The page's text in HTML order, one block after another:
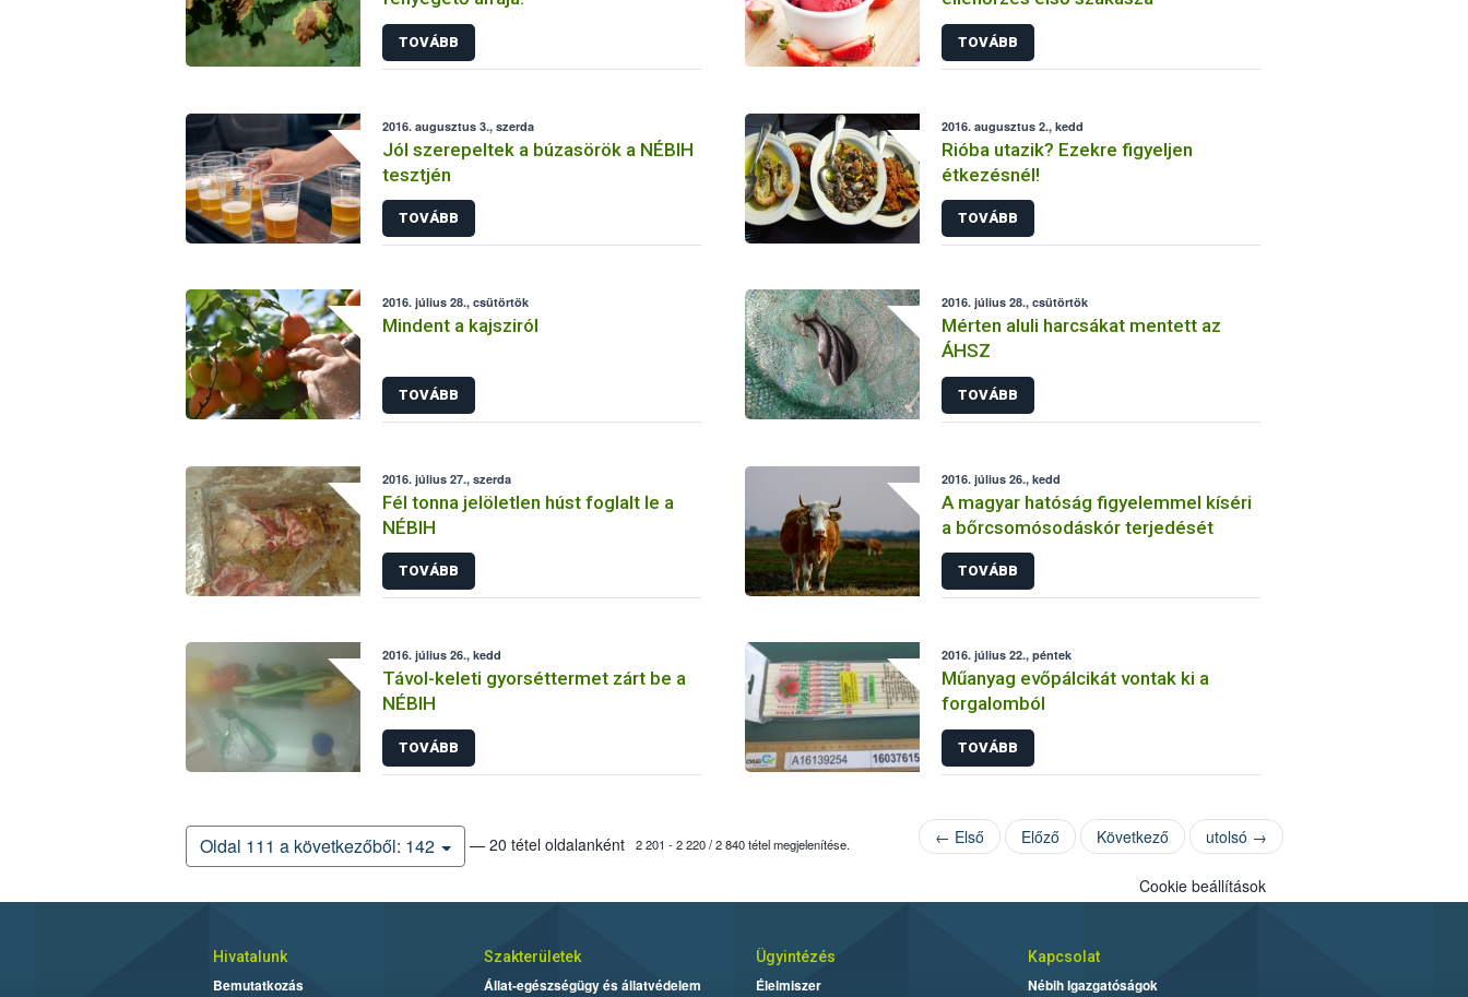
TOVÁBB TOVÁBB
2016. augusztus 3., szerda
Jól szerepeltek a búzasörök a NÉBIH
tesztjén
TOVÁBB
2016. augusztus 2., kedd
Rióba utazik? Ezekre figyeljen
étkezésnél!
TOVÁBB
2016. július 28., csütörtök
Mindent a kajsziról
TOVÁBB
2016. július 28., csütörtök
Mérten aluli harcsákat mentett az
ÁHSZ
TOVÁBB
2016. július 27., szerda
Fél tonna jelöletlen húst foglalt le a
NÉBIH
TOVÁBB
2016. július 26., kedd
A magyar hatóság figyelemmel kíséri
a bőrcsomósodáskór terjedését
TOVÁBB
2016. július 26., kedd
Távol-keleti gyorséttermet zárt be a
NÉBIH
TOVÁBB
2016. július 22., péntek
Műanyag evőpálcikát vontak ki a
forgalomból
TOVÁBB
Oldal 111 a következőből: 142 — 20 tétel oldalanként 2 201 - 2 220 / 2 840 tétel megjelenítése. ← Első Előző Következő utolsó →
Cookie beállítások
Hivatalunk
Bemutatkozás
Szakterületek
Állat-egészségügy és állatvédelem
Ügyintézés
Élelmiszer
Kapcsolat
Nébih Igazgatóságok